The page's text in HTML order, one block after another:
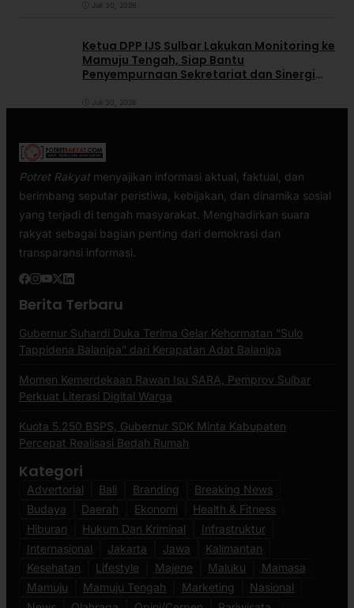
Juli 30, 2026
Ketua DPP IJS Sulbar Lakukan Monitoring ke
Mamuju Tengah, Siap Bantu
Penyempurnaan Sekretariat dan Sinergi
Juli 30, 2026
Potret Rakyatmenyajikan informasi aktual, faktual, dan
berimbang seputar peristiwa, kebijakan, dan dinamika sosial
yang terjadi di tengah masyarakat. Menghadirkan suara
rakyat sebagai bagian penting dari demokrasi dan
transparansi informasi.
Berita Terbaru
Gubernur Suhardi Duka Terima Gelar Kehormatan “Sulo
Tappidena Balanipa” dari Kerapatan Adat Balanipa
Momen Kemerdekaan Rawan Isu SARA, Pemprov Sulbar
Perkuat Literasi Digital Warga
Kuota 5.250 BSPS, Gubernur SDK Minta Kabupaten
Percepat Realisasi Bedah Rumah
Kategori
Advertorial Bali Branding
Breaking News
Budaya
Daerah Ekonomi
Health & Fitness
Hiburan
Hukum Dan Kriminal
Infrastruktur
Internasional
Jakarta Jawa
Kalimantan
Kesehatan
Lifestyle Majene Maluku
Mamasa
Mamuju
Mamuju Tengah Marketing
Nasional